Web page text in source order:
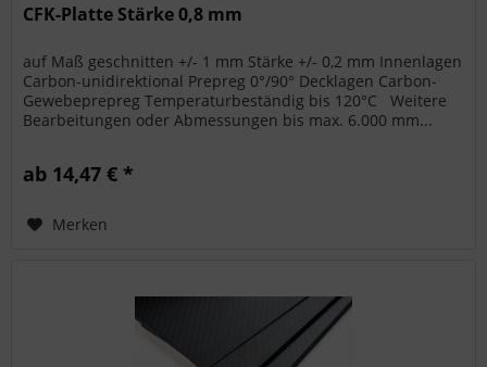
CFK-Platte Stärke 0,8 mm
auf Maß geschnitten +/- 1 mm Stärke +/- 0,2 mm Innenlagen
Carbon-unidirektional Prepreg 0°/90° Decklagen Carbon-
Gewebeprepreg Temperaturbeständig bis 120°C Weitere
Bearbeitungen oder Abmessungen bis max. 6.000 mm...
ab 14,47 € *
Merken